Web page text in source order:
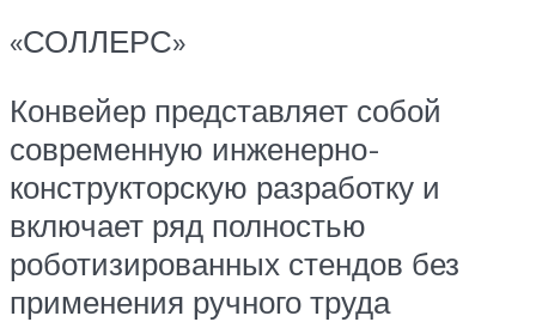
«СОЛЛЕРС»
Конвейер представляет собой
современную инженерно-
конструкторскую разработку и
включает ряд полностью
роботизированных стендов без
применения ручного труда